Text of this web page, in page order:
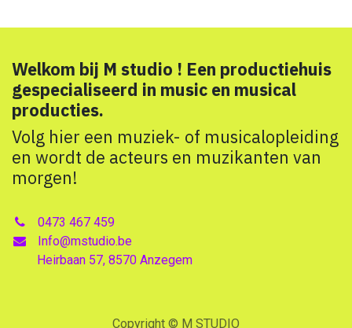
Welkom bij M studio ! Een productiehuis
gespecialiseerd in music en musical
producties.
Volg hier een muziek- of musicalopleiding
en wordt de acteurs en muzikanten van
morgen!
0473 467 459
Info@mstudio.be
Heirbaan 57, 8570 Anzegem
Copyright © M STUDIO